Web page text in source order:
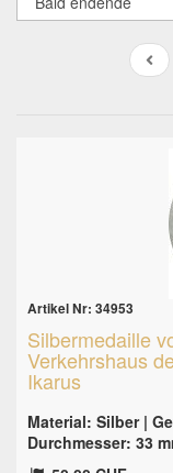
Artikel Nr: 34953
Silbermedaille
Verkehrshaus
Ikarus
Material: Silber |
Durchmesser: 33